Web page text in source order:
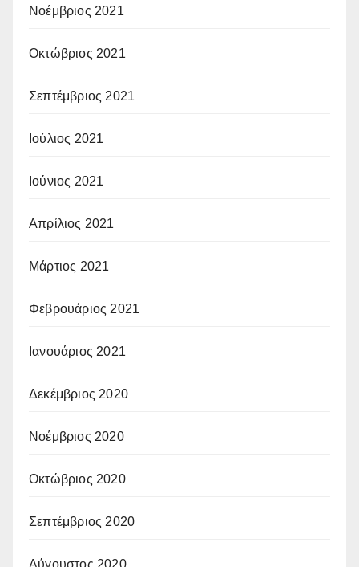
Νοέμβριος 2021
Οκτώβριος 2021
Σεπτέμβριος 2021
Ιούλιος 2021
Ιούνιος 2021
Απρίλιος 2021
Μάρτιος 2021
Φεβρουάριος 2021
Ιανουάριος 2021
Δεκέμβριος 2020
Νοέμβριος 2020
Οκτώβριος 2020
Σεπτέμβριος 2020